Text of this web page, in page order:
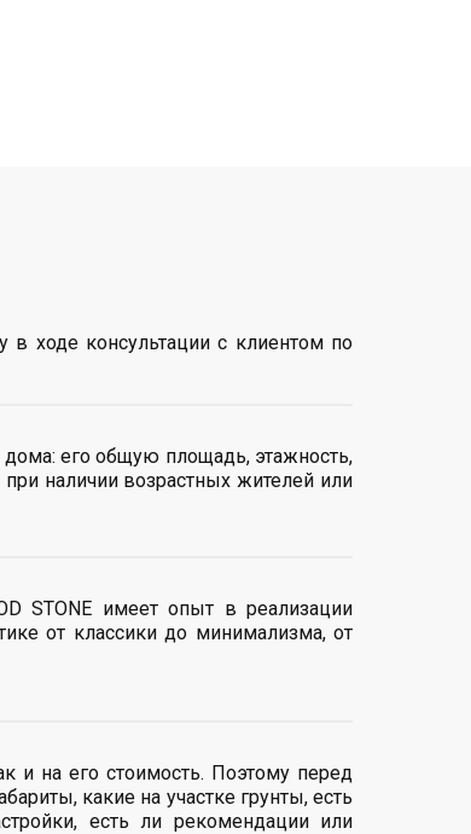
в ходе консультации с клиентом по
его общую площадь, этажность,
наличии возрастных жителей или
STONE имеет опыт в реализации
от классики до минимализма, от
и на его стоимость. Поэтому перед
какие на участке грунты, есть
есть ли рекомендации или